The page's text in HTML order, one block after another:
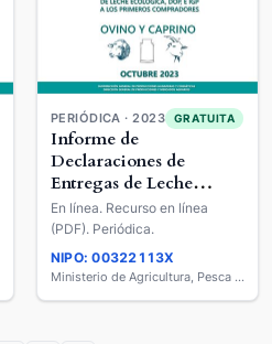
PERIÓDICA · 2023 GRATUITA
Informe de
Declaraciones de
Entregas de Leche
Ecológica, DOP E IGP a
los Primeros
Compradores : Ovino y
Caprino
En línea. Recurso en línea
(PDF). Periódica.
NIPO: 00322113X
Ministerio de Agricultura, Pesca y Alimentación